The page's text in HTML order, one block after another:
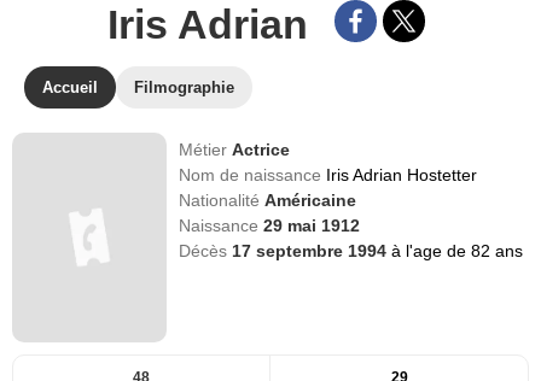
Iris Adrian
Accueil Filmographie
MétierActrice
Nom de naissance Iris Adrian Hostetter
NationalitéAméricaine
Naissance29 mai 1912
Décès 17 septembre 1994à l'age de 82 ans
48
29